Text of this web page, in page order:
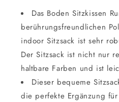
Das Boden Sitzkissen
berührungsfreundlichen
indoor Sitzsack ist sehr
Der Sitzsack ist nicht nur
haltbare Farben und ist
Dieser bequeme
die perfekte Ergänzung